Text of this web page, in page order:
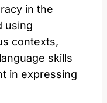
in the
⁣using
contexts,
skills
in expressing